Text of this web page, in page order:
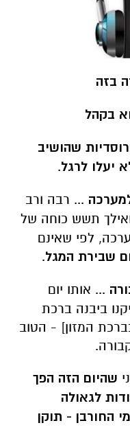
בזה
בקהל
שהושיב
יעלו לרגל.
... רבה ורב
תשש כוחה של
לפי שאינם
שבירת המגל.
... אותו יום
ביבנה ברכת
המזון] - הטוב
שהיום הזה הפך
לגאולה
החורבן - תוקן